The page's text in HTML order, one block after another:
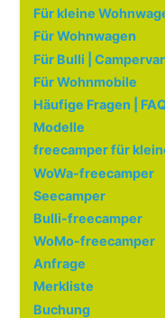
Für kleine
Für Wohnwagen
Für Bulli |
Für Wohnmobile
Häufige Fragen |
Modelle
freecamper für
WoWa-freecamper
Seecamper
Bulli-freecamper
WoMo-freecamper
Anfrage
Merkliste
Buchung